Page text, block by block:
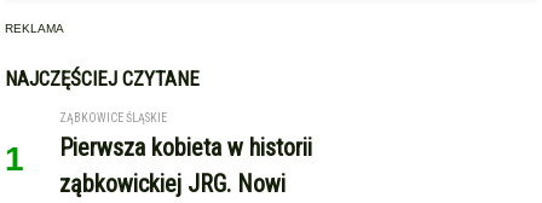
REKLAMA
NAJCZĘŚCIEJ CZYTANE
1
ZĄBKOWICE ŚLĄSKIE
Pierwsza kobieta w historii
ząbkowickiej JRG. Nowi